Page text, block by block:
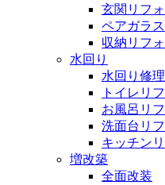
玄関リフ
ペアガラ
収納リフ
水回り
水回り修
トイレリ
お風呂リ
洗面台リ
キッチン
増改築
全面改装